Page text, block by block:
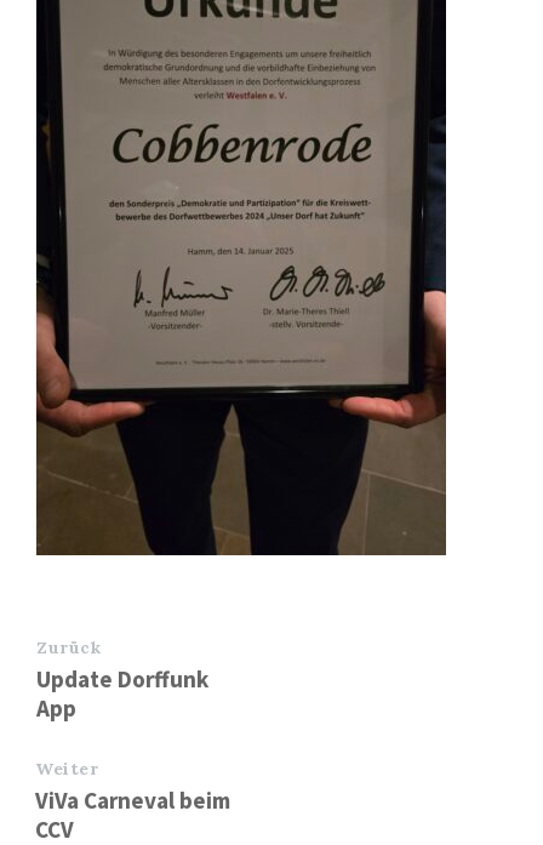
Zurück
Update Dorffunk
App
Weiter
ViVa Carneval beim
CCV